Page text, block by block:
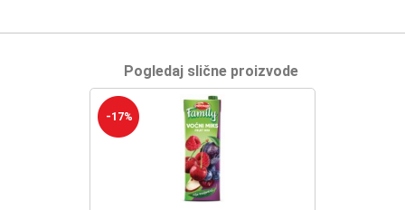
Pogledaj slične proizvode
-17%